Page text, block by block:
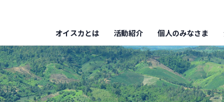
オイスカとは 活動紹介 個人のみなさま